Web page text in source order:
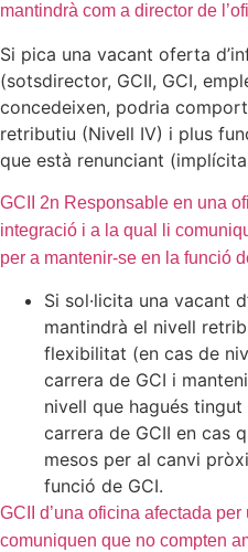
mantindrà com a director de
Si pica una vacant oferta
(sotsdirector, GCII, GCI,
concedeixen, podria
retributiu (Nivell IV) i plus
que està renunciant
GCII 2n Responsable en una
integració i a la qual li
per a mantenir-se en la funció
Si sol·licita una vacant
mantindrà el nivell
flexibilitat (en cas de
carrera de GCI i
nivell que hagués
carrera de GCII en cas
mesos per al canvi
funció de GCI.
GCII d’una oficina afectada
comuniquen que no compten